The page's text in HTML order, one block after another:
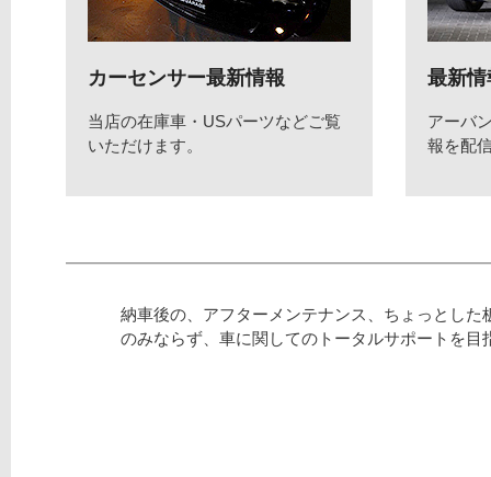
カーセンサー最新情報
当店の在庫車・USパーツなどご覧
いただけます。
最新情
アーバ
報を配
納車後の、アフターメンテナンス、ちょっとした
のみならず、車に関してのトータルサポートを目